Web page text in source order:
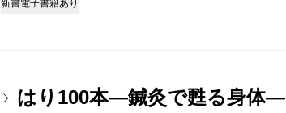
新書電子書籍あり
はり100本―鍼灸で甦る身体―